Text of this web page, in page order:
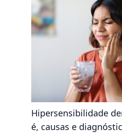
Hipersensibilidade
é, causas e